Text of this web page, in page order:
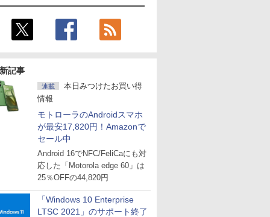
記事
連載
本日みつけたお買い得
情報
モトローラのAndroidスマホ
が最安17,820円！Amazonで
セール中
Android 16でNFC/FeliCaにも対
応した「Motorola edge 60」は
25％OFFの44,820円
「Windows 10 Enterprise
LTSC 2021」のサポート終了